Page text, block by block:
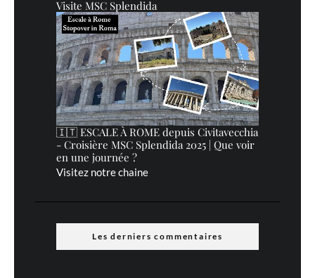
Visite MSC Splendida
🇮🇹 ESCALE À ROME depuis Civitavecchia
- Croisière MSC Splendida 2025 | Que voir
en une journée ?
Visitez notre chaine
Les derniers commentaires